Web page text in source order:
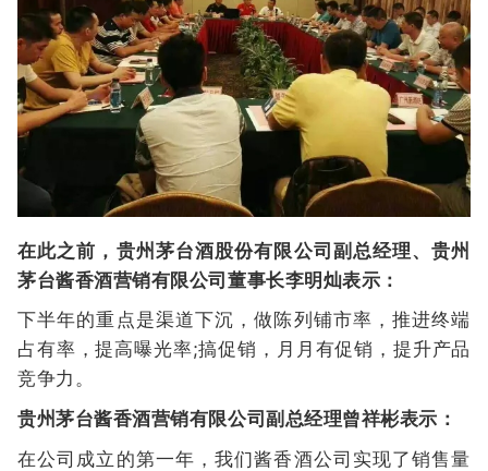
在此之前，贵州茅台酒股份有限公司副总经理、贵州
茅台酱香酒营销有限公司董事长李明灿表示：
下半年的重点是渠道下沉，做陈列铺市率，推进终端
占有率，提高曝光率;搞促销，月月有促销，提升产品
竞争力。
贵州茅台酱香酒营销有限公司副总经理曾祥彬表示：
在公司成立的第一年，我们酱香酒公司实现了销售量